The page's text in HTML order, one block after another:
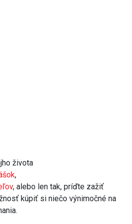
života
,
, alebo len tak, príďte zažiť
kúpiť si niečo výnimočné na